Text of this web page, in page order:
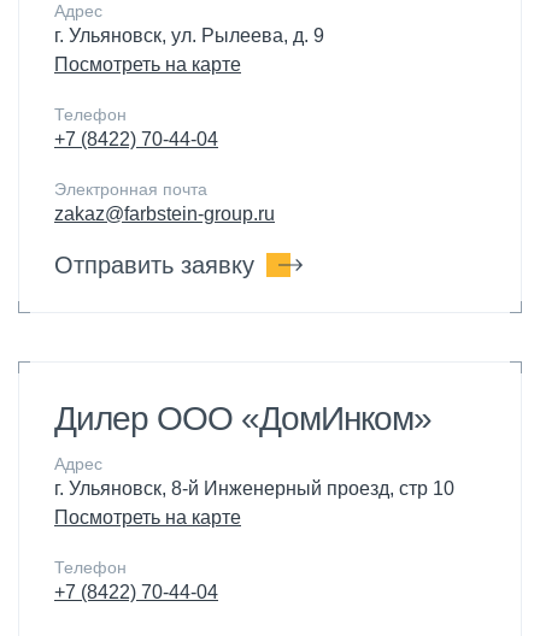
Адрес
г. Ульяновск, ул. Рылеева, д. 9
Посмотреть на карте
Телефон
+7 (8422) 70-44-04
Электронная почта
zakaz@farbstein-group.ru
Отправить заявку
Дилер ООО «ДомИнком»
Адрес
г. Ульяновск, 8-й Инженерный проезд, стр 10
Посмотреть на карте
Телефон
+7 (8422) 70-44-04